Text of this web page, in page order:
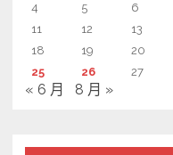
4
5 6
11
12 13
18
19 20
25
26 27
« 6 月 8 月 »